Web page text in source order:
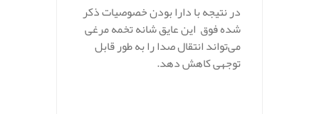
در نتیجه با دارا بودن خصوصیات ذکر
شده فوق این عایق شانه تخمه مرغی
می‌تواند انتقال صدا را به طور قابل
توجهی کاهش دهد.